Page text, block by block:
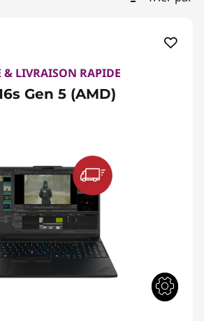
& LIVRAISON RAPIDE
Gen 5 (AMD)